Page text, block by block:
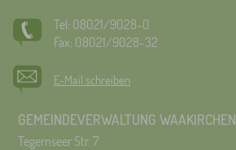
Tel: 08021/9028-0
Fax: 08021/9028-32
E-Mail schreiben
GEMEINDEVERWALTUNG WAAKIRCHEN
Tegernseer Str. 7